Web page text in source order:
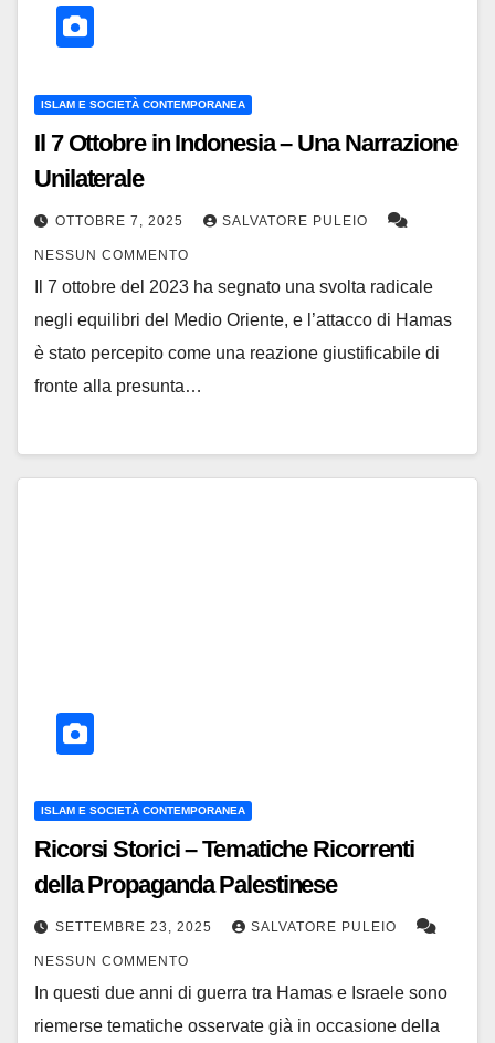
ISLAM E SOCIETÀ CONTEMPORANEA
Il 7 Ottobre in Indonesia – Una Narrazione
Unilaterale
OTTOBRE 7, 2025 SALVATORE PULEIO
NESSUN COMMENTO
Il 7 ottobre del 2023 ha segnato una svolta radicale
negli equilibri del Medio Oriente, e l’attacco di Hamas
è stato percepito come una reazione giustificabile di
fronte alla presunta…
ISLAM E SOCIETÀ CONTEMPORANEA
Ricorsi Storici – Tematiche Ricorrenti
della Propaganda Palestinese
SETTEMBRE 23, 2025 SALVATORE PULEIO
NESSUN COMMENTO
In questi due anni di guerra tra Hamas e Israele sono
riemerse tematiche osservate già in occasione della